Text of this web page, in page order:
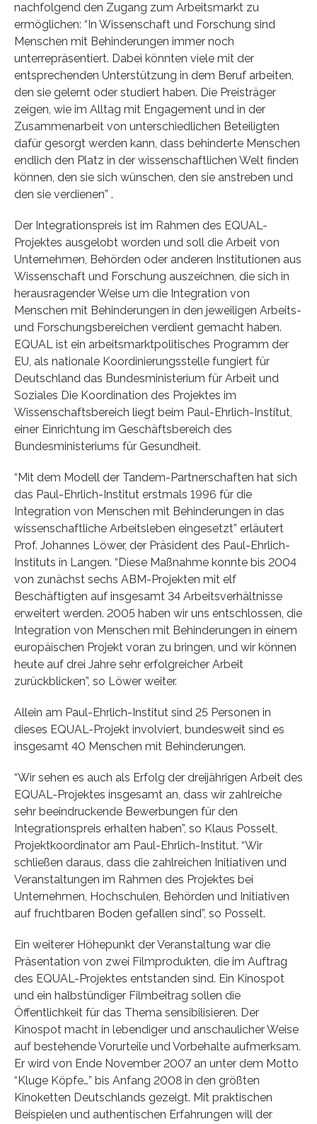
nachfolgend den Zugang zum Arbeitsmarkt zu
ermöglichen: “In Wissenschaft und Forschung sind
Menschen mit Behinderungen immer noch
unterrepräsentiert. Dabei könnten viele mit der
entsprechenden Unterstützung in dem Beruf arbeiten,
den sie gelernt oder studiert haben. Die Preisträger
zeigen, wie im Alltag mit Engagement und in der
Zusammenarbeit von unterschiedlichen Beteiligten
dafür gesorgt werden kann, dass behinderte Menschen
endlich den Platz in der wissenschaftlichen Welt finden
können, den sie sich wünschen, den sie anstreben und
den sie verdienen” .
Der Integrationspreis ist im Rahmen des EQUAL-
Projektes ausgelobt worden und soll die Arbeit von
Unternehmen, Behörden oder anderen Institutionen aus
Wissenschaft und Forschung auszeichnen, die sich in
herausragender Weise um die Integration von
Menschen mit Behinderungen in den jeweiligen Arbeits-
und Forschungsbereichen verdient gemacht haben.
EQUAL ist ein arbeitsmarktpolitisches Programm der
EU, als nationale Koordinierungsstelle fungiert für
Deutschland das Bundesministerium für Arbeit und
Soziales Die Koordination des Projektes im
Wissenschaftsbereich liegt beim Paul-Ehrlich-Institut,
einer Einrichtung im Geschäftsbereich des
Bundesministeriums für Gesundheit.
“Mit dem Modell der Tandem-Partnerschaften hat sich
das Paul-Ehrlich-Institut erstmals 1996 für die
Integration von Menschen mit Behinderungen in das
wissenschaftliche Arbeitsleben eingesetzt” erläutert
Prof. Johannes Löwer, der Präsident des Paul-Ehrlich-
Instituts in Langen. “Diese Maßnahme konnte bis 2004
von zunächst sechs ABM-Projekten mit elf
Beschäftigten auf insgesamt 34 Arbeitsverhältnisse
erweitert werden. 2005 haben wir uns entschlossen, die
Integration von Menschen mit Behinderungen in einem
europäischen Projekt voran zu bringen, und wir können
heute auf drei Jahre sehr erfolgreicher Arbeit
zurückblicken”, so Löwer weiter.
Allein am Paul-Ehrlich-Institut sind 25 Personen in
dieses EQUAL-Projekt involviert, bundesweit sind es
insgesamt 40 Menschen mit Behinderungen.
“Wir sehen es auch als Erfolg der dreijährigen Arbeit des
EQUAL-Projektes insgesamt an, dass wir zahlreiche
sehr beeindruckende Bewerbungen für den
Integrationspreis erhalten haben”, so Klaus Posselt,
Projektkoordinator am Paul-Ehrlich-Institut. “Wir
schließen daraus, dass die zahlreichen Initiativen und
Veranstaltungen im Rahmen des Projektes bei
Unternehmen, Hochschulen, Behörden und Initiativen
auf fruchtbaren Boden gefallen sind”, so Posselt.
Ein weiterer Höhepunkt der Veranstaltung war die
Präsentation von zwei Filmprodukten, die im Auftrag
des EQUAL-Projektes entstanden sind. Ein Kinospot
und ein halbstündiger Filmbeitrag sollen die
Öffentlichkeit für das Thema sensibilisieren. Der
Kinospot macht in lebendiger und anschaulicher Weise
auf bestehende Vorurteile und Vorbehalte aufmerksam.
Er wird von Ende November 2007 an unter dem Motto
“Kluge Köpfe…” bis Anfang 2008 in den größten
Kinoketten Deutschlands gezeigt. Mit praktischen
Beispielen und authentischen Erfahrungen will der